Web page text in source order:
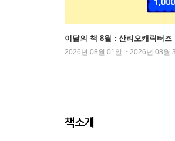
이달의 책 8월 : 산리오캐릭터즈
2026년 08월 01일 ~ 2026년 08월
책소개